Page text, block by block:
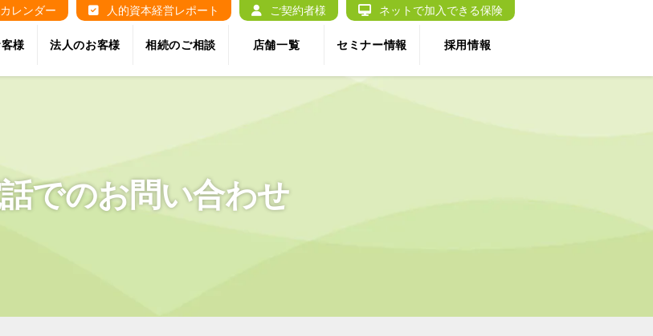
レンダー 人的資本経営レポート ご契約者様 ネットで加入できる保険
様 法人のお客様 相続のご相談 店舗一覧 セミナー情報 採用情報
でのお問い合わせ